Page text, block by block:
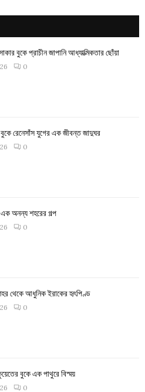
বুকে প্রাচীন জাপানি আধ্যাত্মিকতার ছোঁয়া
0
বুকে রেনেসাঁস যুগের এক জীবন্ত জাদুঘর
0
অনন্য শহরের গল্প
0
থেকে আধুনিক ইরাকের হৃৎপিণ্ড
0
বুকে এক পাথুরে বিস্ময়
0